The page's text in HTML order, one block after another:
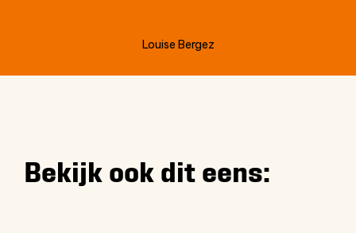
Louise Bergez
Bekijk ook dit eens: